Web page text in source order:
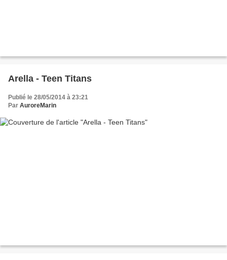
Arella - Teen Titans
Publié le 28/05/2014 à 23:21
Par AuroreMarin